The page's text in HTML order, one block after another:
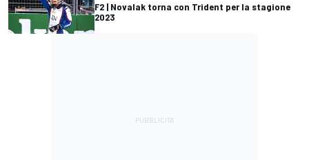
F2 | Novalak torna con Trident per la stagione
2023